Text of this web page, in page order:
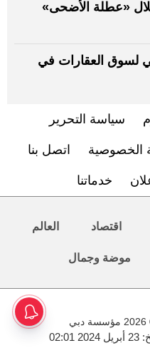
«عطلة الأضحى»
لسوق العقارات في
سياسة التحرير
الخصوصية اتصل بنا
خدماتنا
اقتصاد العالم
موضة وجمال